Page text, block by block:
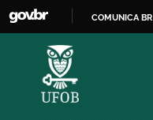
COMUNICA BR